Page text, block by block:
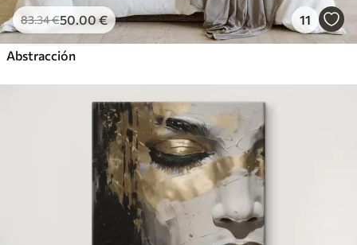
83.34€50.00€ 11
Abstracción